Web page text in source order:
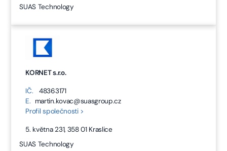
SUAS Technology
KORNET s.r.o.
IČ.
48363171
E. martin.kovac@suasgroup.cz
Profil společnosti >
5. května 231, 358 01 Kraslice
SUAS Technology